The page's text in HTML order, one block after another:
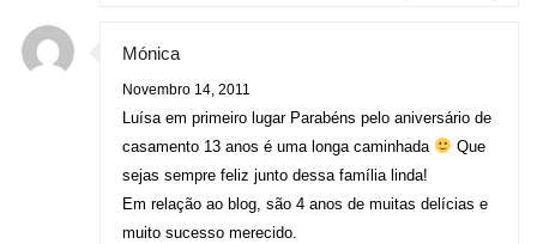
Mónica
Novembro 14, 2011
Luísa em primeiro lugar Parabéns pelo aniversário de
casamento 13 anos é uma longa caminhada
Que
sejas sempre feliz junto dessa família linda!
Em relação ao blog, são 4 anos de muitas delícias e
muito sucesso merecido.